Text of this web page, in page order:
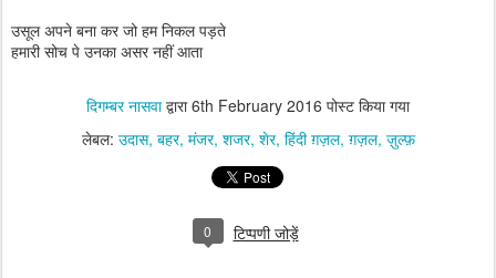
उसूल अपने बना कर जो हम निकल पड़ते
हमारी सोच पे उनका असर नहीं आता
दिगम्बर नासवाद्वारा6th February 2016 पोस्ट किया गया
लेबल: उदास बहर मंजर शजर शेर हिंदी ग़ज़ल ग़ज़ल ज़ुल्फ़
0 टिप्पणी जोड़ें